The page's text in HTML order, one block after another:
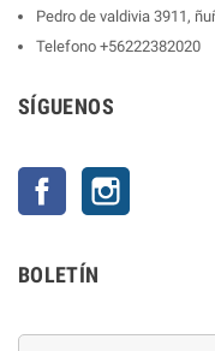
Pedro de valdivia 3911,
Telefono +56222382020
SÍGUENOS
Facebook
BOLETÍN